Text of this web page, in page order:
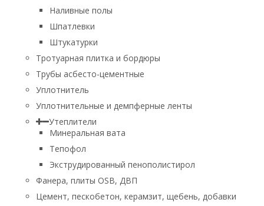
Наливные полы
Шпатлевки
Штукатурки
Тротуарная плитка и бордюры
Трубы асбесто-цементные
Уплотнитель
Уплотнительные и демпферные ленты
Утеплители
Минеральная вата
Тепофол
Экструдированный пенополистирол
Фанера, плиты OSB, ДВП
Цемент, пескобетон, керамзит, щебень, добавки